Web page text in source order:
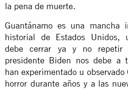
la pena de muerte.
Guantánamo es una mancha
historial de Estados Unidos,
debe cerrar ya y no repetir
presidente Biden nos debe a
han experimentado u observado
horror durante años y a las